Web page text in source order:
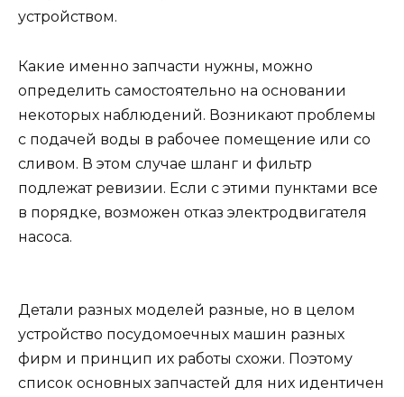
устройством.
Какие именно запчасти нужны, можно
определить самостоятельно на основании
некоторых наблюдений. Возникают проблемы
с подачей воды в рабочее помещение или со
сливом. В этом случае шланг и фильтр
подлежат ревизии. Если с этими пунктами все
в порядке, возможен отказ электродвигателя
насоса.
Детали разных моделей разные, но в целом
устройство посудомоечных машин разных
фирм и принцип их работы схожи. Поэтому
список основных запчастей для них идентичен